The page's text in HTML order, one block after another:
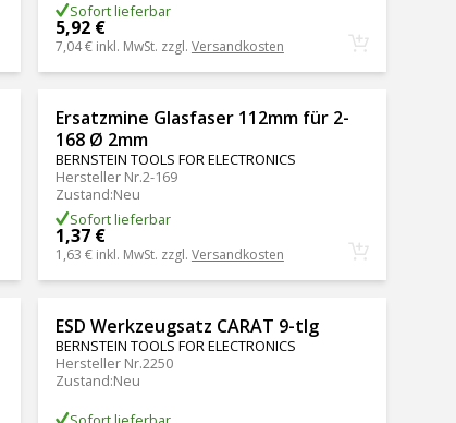
Sofort lieferbar
5,92 €
7,04 € inkl. MwSt. zzgl. Versandkosten
Ersatzmine Glasfaser 112mm für 2-
168 Ø 2mm
BERNSTEIN TOOLS FOR ELECTRONICS
Hersteller Nr.2-169
Zustand:Neu
Sofort lieferbar
1,37 €
1,63 € inkl. MwSt. zzgl. Versandkosten
ESD Werkzeugsatz CARAT 9-tlg
BERNSTEIN TOOLS FOR ELECTRONICS
Hersteller Nr.2250
Zustand:Neu